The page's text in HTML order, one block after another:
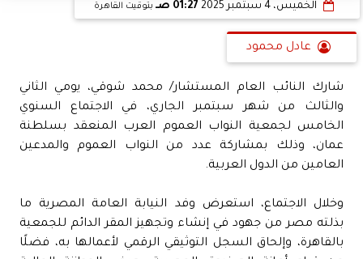
الخميس، 4 سبتمبر 2025 01:27 صـ بتوقيت القاهرة
عادل محمود
شارك النائب العام المستشار/ محمد شوقي، يومي الثاني
والثالث من شهر سبتمبر الجاري، في الاجتماع السنوي
الخامس لجمعية النواب العموم العرب المنعقد بسلطنة
عمان، وذلك بمشاركة عدد من النواب العموم والمدعين
العامين من الدول العربية.
وخلال الاجتماع، استعرض وفد النيابة العامة المصرية ما
بذلته مصر من جهود في إنشاء وتجهيز المقر الدائم للجمعية
بالقاهرة، وإلحاق السجل التوثيقي الرقمي لأعمالها به، فضلًا